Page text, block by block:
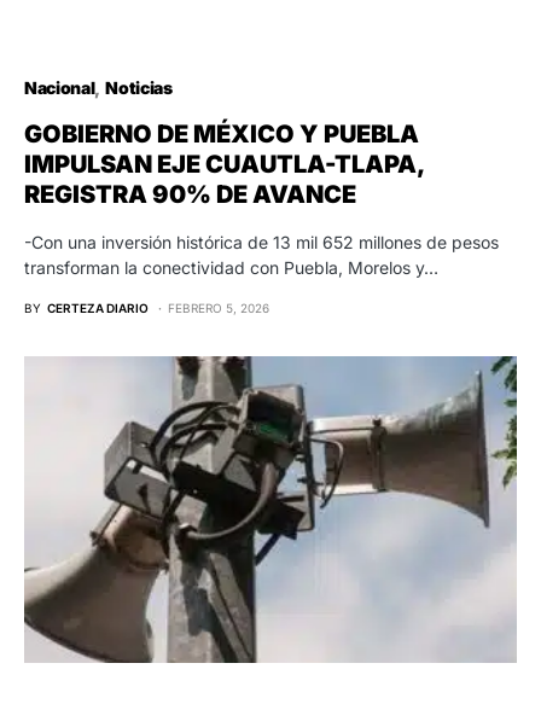
Nacional Noticias
GOBIERNO DE MÉXICO Y PUEBLA
IMPULSAN EJE CUAUTLA-TLAPA,
REGISTRA 90% DE AVANCE
-Con una inversión histórica de 13 mil 652 millones de pesos
transforman la conectividad con Puebla, Morelos y…
BY CERTEZA DIARIO FEBRERO 5, 2026